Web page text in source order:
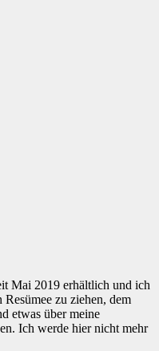
Mai 2019 erhältlich und ich
zu ziehen, dem
etwas über meine
Ich werde hier nicht mehr